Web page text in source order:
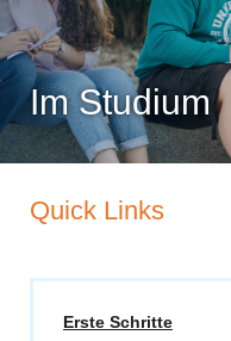
Im Studium
Quick Links
Erste Schritte